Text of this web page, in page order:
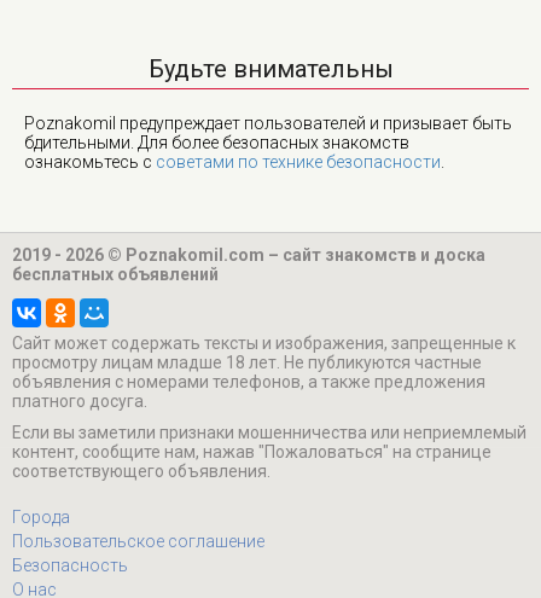
Будьте внимательны
Poznakomil предупреждает пользователей и призывает быть
бдительными. Для более безопасных знакомств
ознакомьтесь с советами по технике безопасности
2019 - 2026 © Poznakomil.com – сайт знакомств и доска
бесплатных объявлений
Cайт может содержать тексты и изображения, запрещенные к
просмотру лицам младше 18 лет. Не публикуются частные
объявления с номерами телефонов, а также предложения
платного досуга.
Если вы заметили признаки мошенничества или неприемлемый
контент, сообщите нам, нажав "Пожаловаться" на странице
соответствующего объявления.
Города
Пользовательское соглашение
Безопасность
О нас